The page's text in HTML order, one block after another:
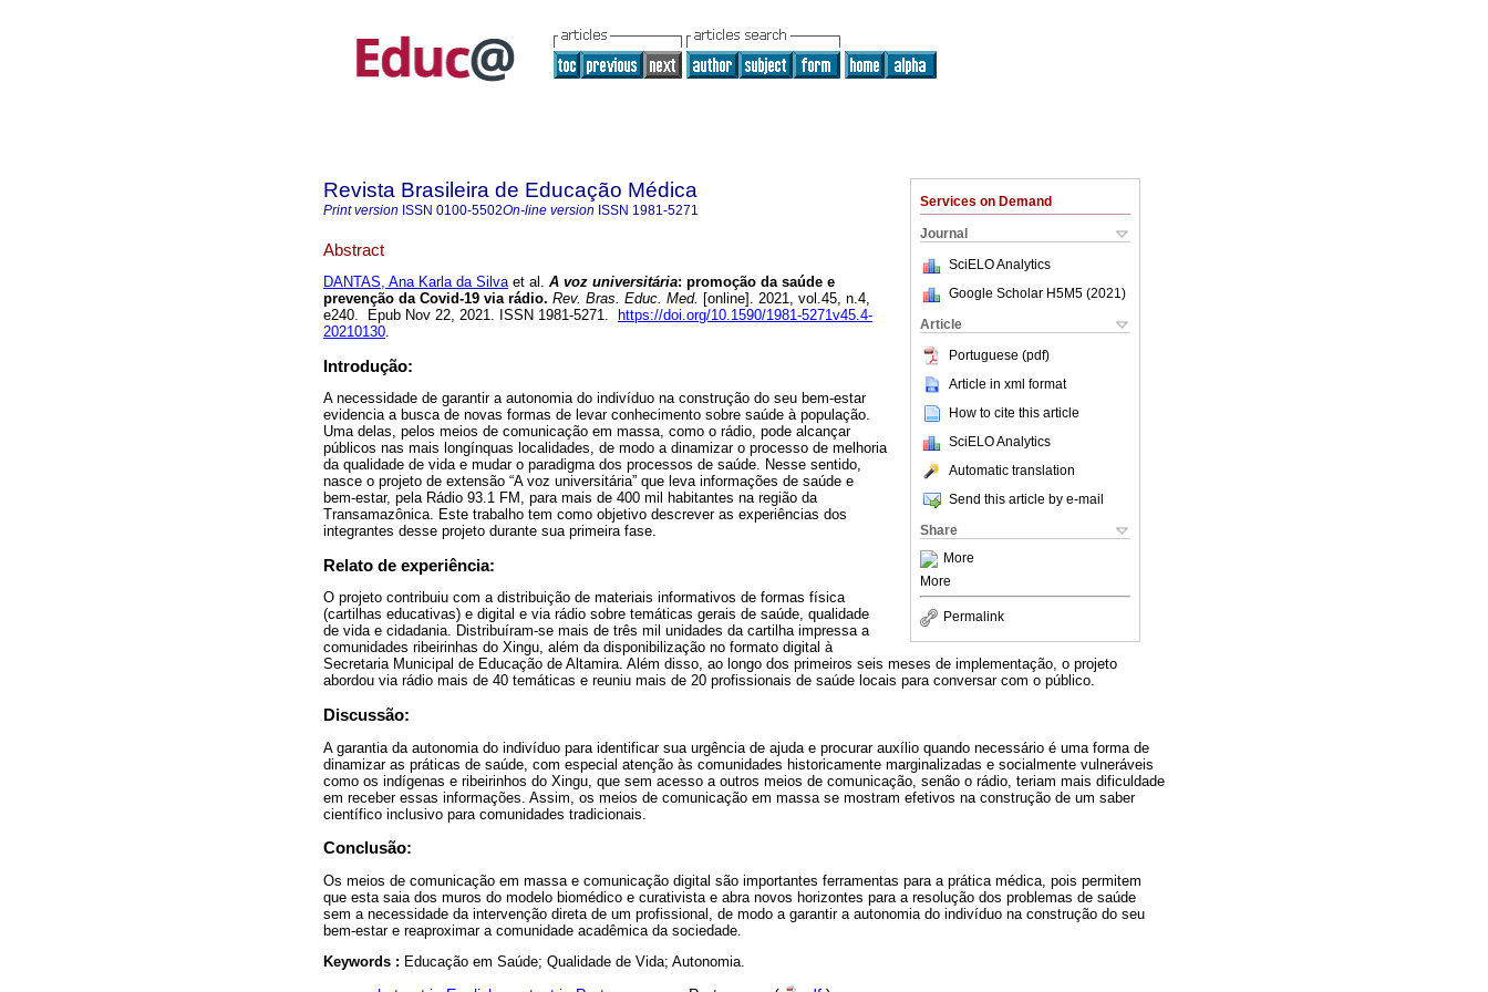
Services on Demand
Journal
SciELO Analytics
Google Scholar H5M5 (2021 )
Article
Portuguese (pdf)
Article in xml format
How to cite this article
SciELO Analytics
Automatic translation
Send this article by e-mail
Share
More
More
Permalink
Revista Brasileira de Educação Médica
Print version ISSN 0100-5502On-line version ISSN 1981-5271
Abstract
DANTAS, Ana Karla da Silvaet al. A voz universitária: promoção da saúde e
prevenção da Covid-19 via rádio. Rev. Bras. Educ. Med. [online]. 2021, vol.45, n.4,
e240. Epub Nov 22, 2021. ISSN 1981-5271.
https://doi.org/10.1590/1981-5271v45.4-
20210130.
Introdução:
A necessidade de garantir a autonomia do indivíduo na construção do seu bem-estar
evidencia a busca de novas formas de levar conhecimento sobre saúde à população.
Uma delas, pelos meios de comunicação em massa, como o rádio, pode alcançar
públicos nas mais longínquas localidades, de modo a dinamizar o processo de melhoria
da qualidade de vida e mudar o paradigma dos processos de saúde. Nesse sentido,
nasce o projeto de extensão “A voz universitária” que leva informações de saúde e
bem-estar, pela Rádio 93.1 FM, para mais de 400 mil habitantes na região da
Transamazônica. Este trabalho tem como objetivo descrever as experiências dos
integrantes desse projeto durante sua primeira fase.
Relato de experiência:
O projeto contribuiu com a distribuição de materiais informativos de formas física
(cartilhas educativas) e digital e via rádio sobre temáticas gerais de saúde, qualidade
de vida e cidadania. Distribuíram-se mais de três mil unidades da cartilha impressa a
comunidades ribeirinhas do Xingu, além da disponibilização no formato digital à
Secretaria Municipal de Educação de Altamira. Além disso, ao longo dos primeiros seis meses de implementação, o projeto
abordou via rádio mais de 40 temáticas e reuniu mais de 20 profissionais de saúde locais para conversar com o público.
Discussão:
A garantia da autonomia do indivíduo para identificar sua urgência de ajuda e procurar auxílio quando necessário é uma forma de
dinamizar as práticas de saúde, com especial atenção às comunidades historicamente marginalizadas e socialmente vulneráveis
como os indígenas e ribeirinhos do Xingu, que sem acesso a outros meios de comunicação, senão o rádio, teriam mais dificuldade
em receber essas informações. Assim, os meios de comunicação em massa se mostram efetivos na construção de um saber
científico inclusivo para comunidades tradicionais.
Conclusão:
Os meios de comunicação em massa e comunicação digital são importantes ferramentas para a prática médica, pois permitem
que esta saia dos muros do modelo biomédico e curativista e abra novos horizontes para a resolução dos problemas de saúde
sem a necessidade da intervenção direta de um profissional, de modo a garantir a autonomia do indivíduo na construção do seu
bem-estar e reaproximar a comunidade acadêmica da sociedade.
Keywords : Educação em Saúde; Qualidade de Vida; Autonomia.